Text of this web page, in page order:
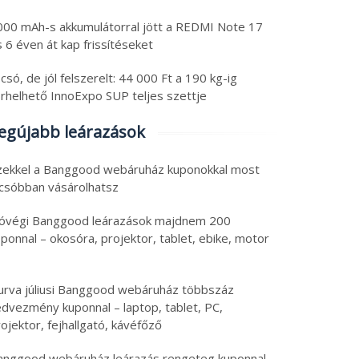
tech: állítható
asztal teszt,
tablet, ami egy
8580 mAh
augusztus 5.
augusztus 2026 | 0
Friss tech válogatás:
OnePlus okosóra
és Android 16 tablet
2026. augusztus 5.
5 augusztus 2026
mAh-s akkumulátorral jött a REDMI Note 17
6 éven át kap frissítéseket
de jól felszerelt: 44 000 Ft a 190 kg-ig
InnoExpo SUP teljes szettje
leárazások
a Banggood webáruház kuponokkal most
vásárolhatsz
Banggood leárazások majdnem 200
– okosóra, projektor, tablet, ebike, motor
júliusi Banggood webáruház többszáz
kuponnal – laptop, tablet, PC,
fejhallgató, kávéfőző